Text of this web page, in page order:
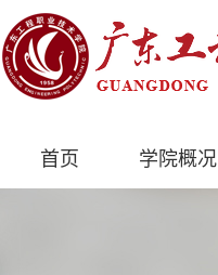
首页 学院概况